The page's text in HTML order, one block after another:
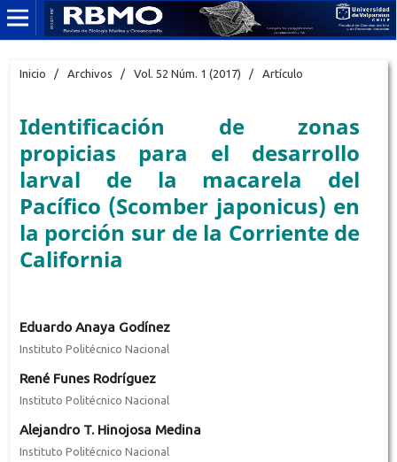
Inicio / Archivos / Vol. 52 Núm. 1 (2017) / Artículo
Identificación de zonas
propicias para el desarrollo
larval de la macarela del
Pacífico (Scomber japonicus) en
la porción sur de la Corriente de
California
Eduardo Anaya Godínez
Instituto Politécnico Nacional
René Funes Rodríguez
Instituto Politécnico Nacional
Alejandro T. Hinojosa Medina
Instituto Politécnico Nacional